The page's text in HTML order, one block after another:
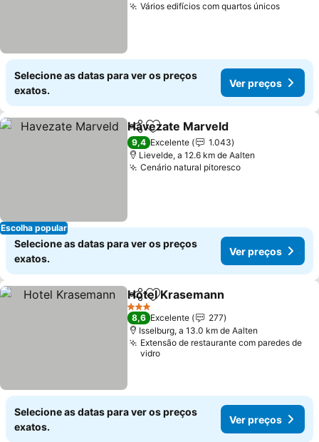
Vários edifícios com quartos únicos
Selecione as datas para ver os preços
exatos.
Ver preços
Escolha popular
PartilharAdicionar aos favoritos
Havezate Marveld
9,4 Excelente
1.043
Lievelde, a 12.6 km de Aalten
Cenário natural pitoresco
Selecione as datas para ver os preços
exatos.
Ver preços
PartilharAdicionar aos favoritos
Hotel Krasemann
3 Estrelas
8,6 Excelente
277
Isselburg, a 13.0 km de Aalten
Extensão de restaurante com paredes de
vidro
Selecione as datas para ver os preços
exatos.
Ver preços